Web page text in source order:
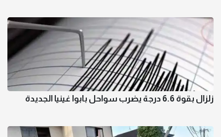
زلزال بقوة 6.6 درجة يضرب سواحل بابوا غينيا الجديدة